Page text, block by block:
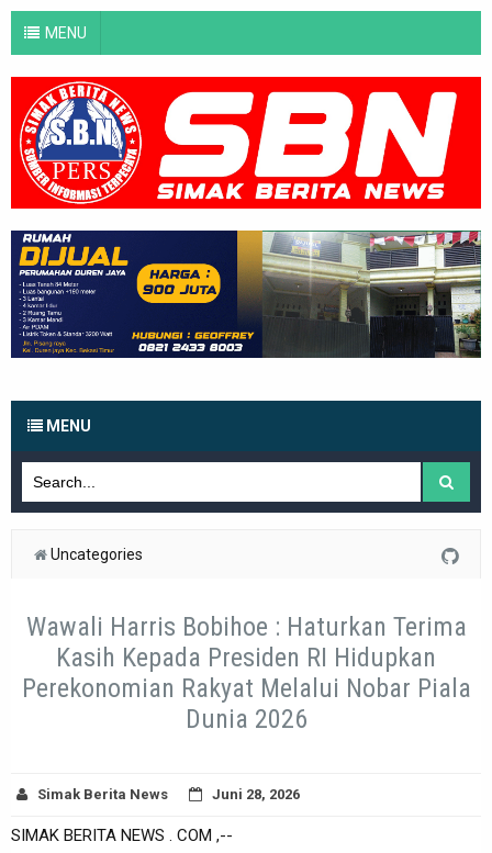
MENU
MENU
Uncategories
Wawali Harris Bobihoe : Haturkan Terima
Kasih Kepada Presiden RI Hidupkan
Perekonomian Rakyat Melalui Nobar Piala
Dunia 2026
Simak Berita News Juni 28, 2026
SIMAK BERITA NEWS . COM ,--